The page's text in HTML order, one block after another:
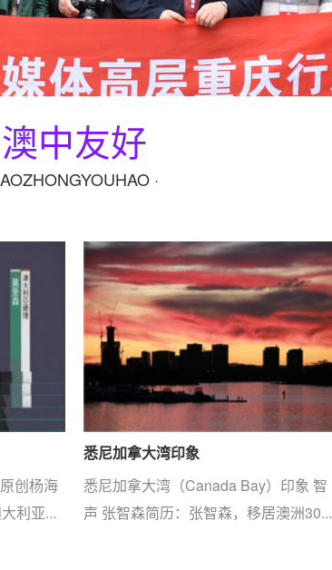
澳中友好
AOZHONGYOUHAO ·
创杨海
利亚...
悉尼加拿大湾印象
悉尼加拿大湾（Canada Bay）印象 智
声 张智森简历：张智森，移居澳洲30...